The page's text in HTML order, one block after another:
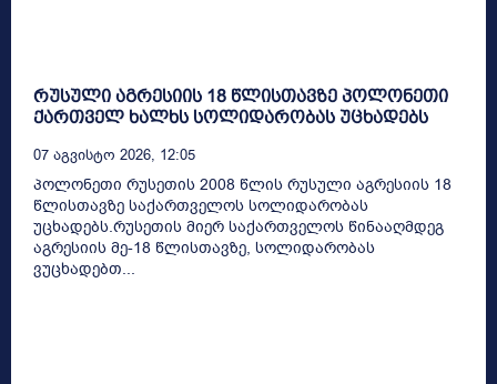
რუსული აგრესიის 18 წლისთავზე პოლონეთი
ქართველ ხალხს სოლიდარობას უცხადებს
07 Აგვისტო 2026, 12:05
პოლონეთი რუსეთის 2008 წლის რუსული აგრესიის 18
წლისთავზე საქართველოს სოლიდარობას
უცხადებს.რუსეთის მიერ საქართველოს წინააღმდეგ
აგრესიის მე-18 წლისთავზე, სოლიდარობას
ვუცხადებთ...